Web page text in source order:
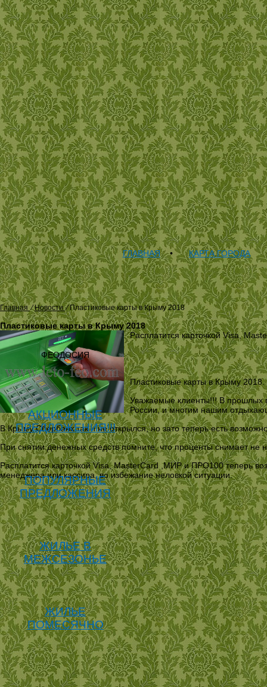
ГЛАВНАЯ • КАРТА ГОРОДА
Главная ⁄ Новости ⁄ Пластиковые карты в Крыму 2018
Пластиковые карты в Крыму 2018
Расплатится карточкой Visa,
Пластиковые карты в Крыму 2018.
Уважаемые клиенты!!! В прошлых
России, и многим нашим
В Крыму Сбербанк так и не открылся, но зато теперь есть
При снятии денежных средств помните, что проценты снимает не
Расплатится карточкой Visa, MasterCard ,МИР и ПРО100 теперь
менеджера или кассира, во избежание неловкой ситуации.
ФЕОДОСИЯ
АКЦИОННЫЕ
ПРЕДЛОЖЕНИЯ!!!
ПОПУЛЯРНЫЕ
ПРЕДЛОЖЕНИЯ
ЖИЛЬЕ В
МЕЖСЕЗОНЬЕ
ЖИЛЬЕ
ПОМЕСЯЧНО